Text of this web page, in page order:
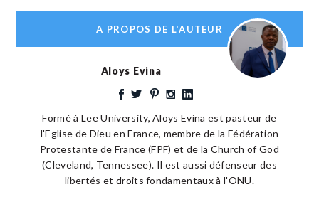
A PROPOS DE L'AUTEUR
Aloys Evina
Formé à Lee University, Aloys Evina est pasteur de
l'Eglise de Dieu en France, membre de la Fédération
Protestante de France (FPF) et de la Church of God
(Cleveland, Tennessee). Il est aussi défenseur des
libertés et droits fondamentaux à l'ONU.